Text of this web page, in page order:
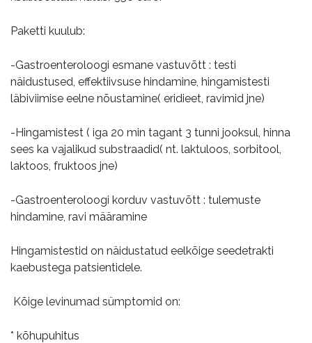
Paketti kuulub:
-Gastroenteroloogi esmane vastuvõtt : testi
näidustused, effektiivsuse hindamine, hingamistesti
läbiviimise eelne nõustamine( eridieet, ravimid jne)
-Hingamistest ( iga 20 min tagant 3 tunni jooksul, hinna
sees ka vajalikud substraadid( nt. laktuloos, sorbitool,
laktoos, fruktoos jne)
-Gastroenteroloogi korduv vastuvõtt : tulemuste
hindamine, ravi määramine
Hingamistestid on näidustatud eelkõige seedetrakti
kaebustega patsientidele.
Kõige levinumad sümptomid on:
* kõhupuhitus